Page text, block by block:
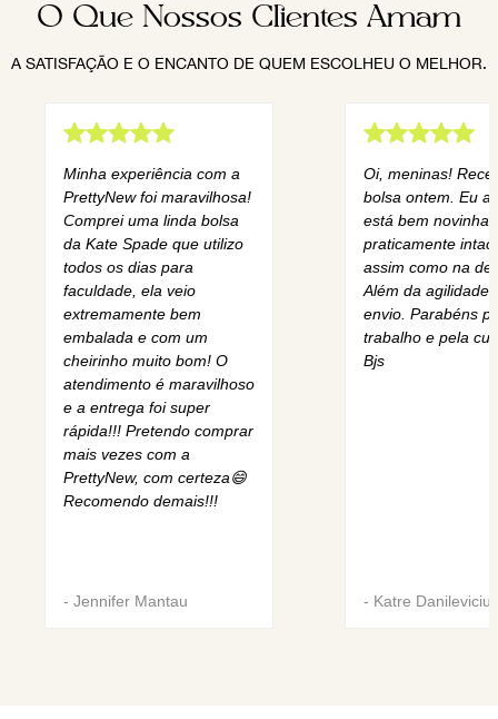
O Que Nossos Clientes Amam
A SATISFAÇÃO E O ENCANTO DE QUEM ESCOLHEU O MELHOR.
Minha experiência com a
PrettyNew foi maravilhosa!
Comprei uma linda bolsa
da Kate Spade que utilizo
todos os dias para
faculdade, ela veio
extremamente bem
embalada e com um
cheirinho muito bom! O
atendimento é maravilhoso
e a entrega foi super
rápida!!! Pretendo comprar
mais vezes com a
PrettyNew, com certeza😄
Recomendo demais!!!
- Jennifer Mantau
Oi, meninas!
bolsa ontem. Eu
está bem novinha,
praticamente
assim como na
Além da agilidade
envio. Parabéns
trabalho e pela
Bjs
- Katre Danilevicius